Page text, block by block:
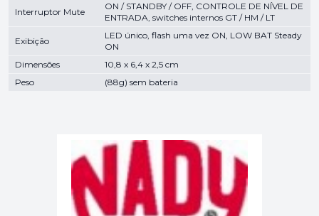
Interruptor Mute
ON / STANDBY / OFF, CONTROLE DE NÍVEL DE
ENTRADA, switches internos GT / HM / LT
Exibição
LED único, flash uma vez ON, LOW BAT Steady
ON
Dimensões
10,8 x 6,4 x 2,5 cm
Peso
(88g) sem bateria